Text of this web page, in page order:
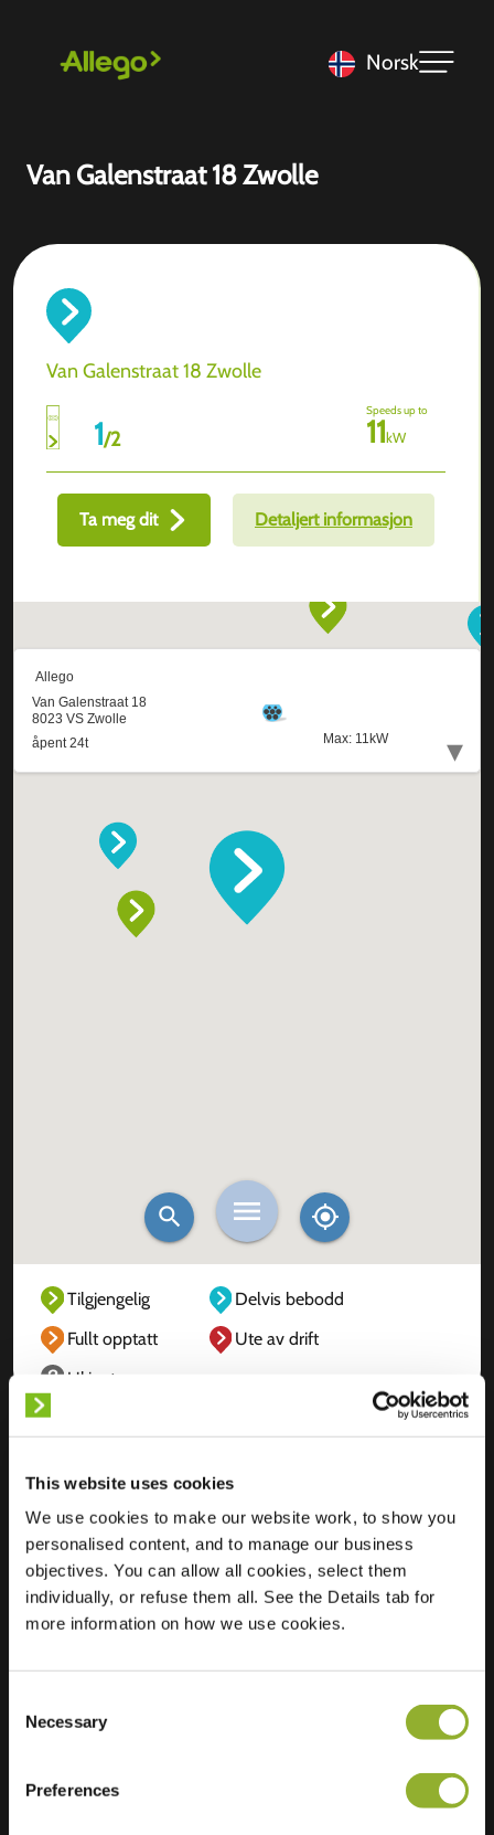
This website uses cookies
We use cookies to make our website work, to show you
personalised content, and to manage our business
objectives. You can allow all cookies, select them
individually, or refuse them all. See the Details tab for
more information on how we use cookies.
Selection
Necessary
Preferences
Norsk
Van Galenstraat 18 Zwolle
Van Galenstraat 18 Zwolle
1/2
Speeds up to
11kW
Ta meg dit Detaljert informasjon
Tilgjengelig
Delvis bebodd
Fullt opptatt
Ute av drift
Ukjent
Sted
Van Galenstraat 18
8023 VS Zwolle
Nederland
Regular Charging 1 of 2 available